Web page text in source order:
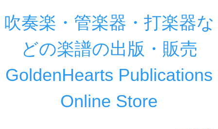
吹奏楽・管楽器・打楽器な
どの楽譜の出版・販売
GoldenHearts Publications
Online Store